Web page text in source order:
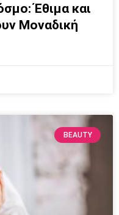
Έθιμα και
Μοναδική
BEAUTY